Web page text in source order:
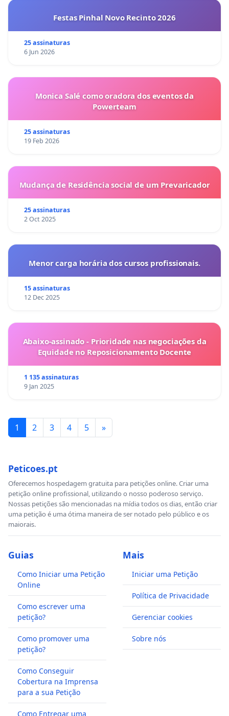
Festas Pinhal Novo Recinto 2026
25 assinaturas
6 Jun 2026
Monica Salé como oradora dos eventos da
Powerteam
25 assinaturas
19 Feb 2026
Mudança de Residência social de um Prevaricador
25 assinaturas
2 Oct 2025
Menor carga horária dos cursos profissionais.
15 assinaturas
12 Dec 2025
Abaixo-assinado - Prioridade nas negociações da
Equidade no Reposicionamento Docente
1 135 assinaturas
9 Jan 2025
1 2 3 4 5 »
Peticoes.pt
Oferecemos hospedagem gratuita para petições online. Criar uma
petição online profissional, utilizando o nosso poderoso serviço.
Nossas petições são mencionadas na mídia todos os dias, então criar
uma petição é uma ótima maneira de ser notado pelo público e os
maiorais.
Guias
Como Iniciar uma Petição
Online
Como escrever uma
petição?
Como promover uma
petição?
Como Conseguir
Cobertura na Imprensa
para a sua Petição
Como Entregar uma
Mais
Iniciar uma Petição
Política de Privacidade
Gerenciar cookies
Sobre nós